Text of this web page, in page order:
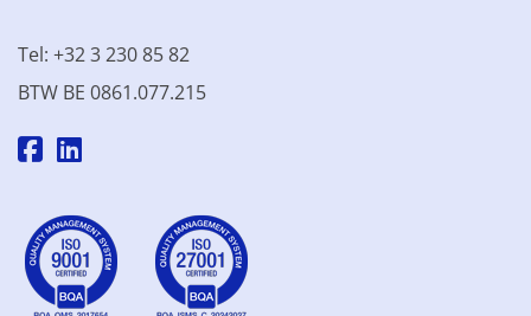
Tel: +32 3 230 85 82
BTW BE 0861.077.215